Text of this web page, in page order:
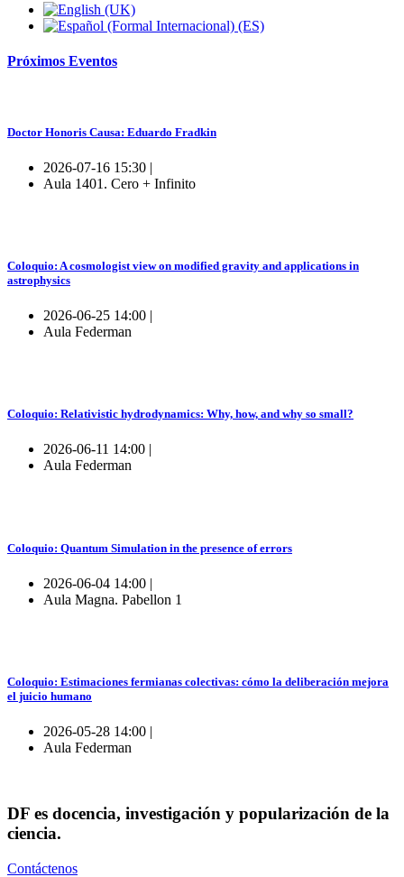
Próximos Eventos
Doctor Honoris Causa: Eduardo Fradkin
2026-07-16 15:30 |
Aula 1401. Cero + Infinito
Coloquio: A cosmologist view on modified gravity and applications in
astrophysics
2026-06-25 14:00 |
Aula Federman
Coloquio: Relativistic hydrodynamics: Why, how, and why so small?
2026-06-11 14:00 |
Aula Federman
Coloquio: Quantum Simulation in the presence of errors
2026-06-04 14:00 |
Aula Magna. Pabellon 1
Coloquio: Estimaciones fermianas colectivas: cómo la deliberación mejora
el juicio humano
2026-05-28 14:00 |
Aula Federman
DF es docencia, investigación y popularización de la
ciencia.
Contáctenos